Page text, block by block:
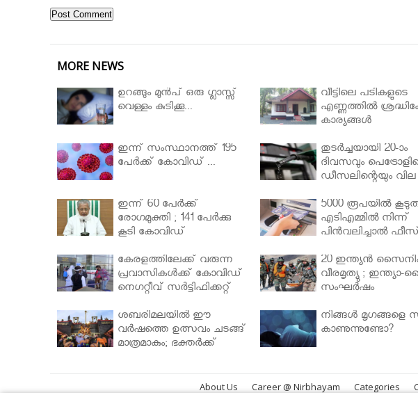
MORE NEWS
ഉറങ്ങും മുന്‍പ് ഒരു ഗ്ലാസ്സ്
വെള്ളം കുടിക്കൂ...
വീട്ടിലെ പടികളുടെ
എണ്ണത്തിൽ
കാര്യങ്ങൾ
ഇന്ന് സംസ്ഥാനത്ത് 195
പേര്‍ക്ക് കോവിഡ് ...
തുടർച്ചയായി 20-ാം
ദിവസവും
ഡീസലിന്റെയും വില
ഇന്ന് 60 പേർക്ക്
രോഗമുക്തി ; 141 പേര്‍ക്കു
കൂടി കോവിഡ്
5000 രൂപയിൽ
എടിഎമ്മിൽ നിന്ന്
പിൻവലിച്ചാൽ
കേരളത്തിലേക്ക് വരുന്ന
പ്രവാസികള്‍ക്ക് കോവിഡ്
നെഗറ്റീവ് സര്‍ട്ടിഫിക്കറ്റ്
മന്ത്രിസഭ
20 ഇന്ത്യൻ
വീരമൃത്യു ;
സംഘർഷം
ശബരിമലയില്‍ ഈ
വർഷത്തെ ഉത്സവം ചടങ്ങ്
മാത്രമാകും; ഭക്തർക്ക്
നിങ്ങള്‍ മൃഗങ്ങളെ
കാണുന്നുണ്ടോ?
About Us Career @ Nirbhayam Categories